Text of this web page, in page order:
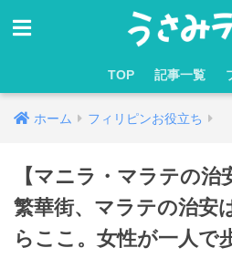
TOP 記事一覧
ホーム フィリピンお役立ち
【マニラ・マラテの
繁華街、マラテの治安
らここ。女性が一人で